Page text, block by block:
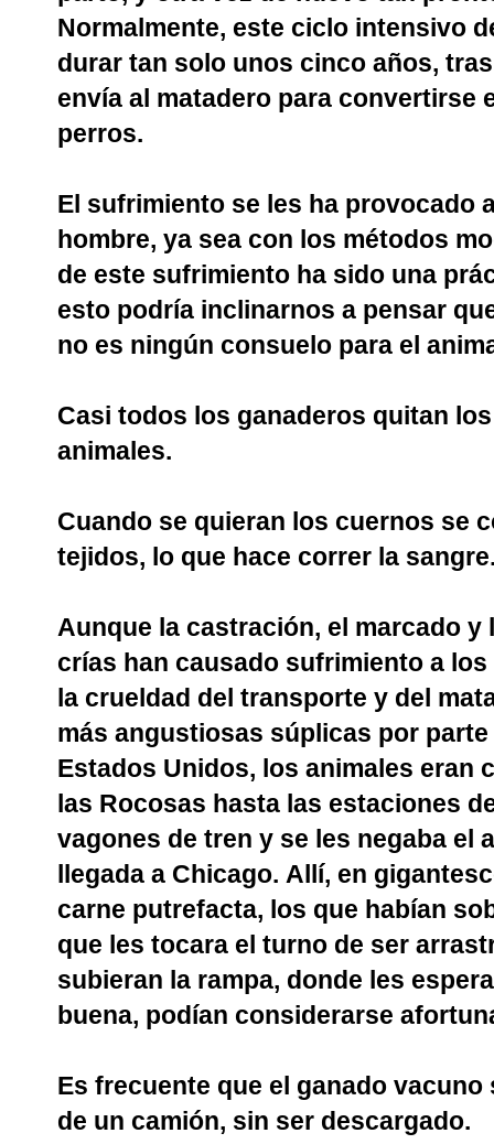
Normalmente, este ciclo intensivo
durar tan solo unos cinco años,
envía al matadero para convertirse
perros.
El sufrimiento se les ha provocado
hombre, ya sea con los métodos
de este sufrimiento ha sido una
esto podría inclinarnos a pensar
no es ningún consuelo para el
Casi todos los ganaderos quitan
animales.
Cuando se quieran los cuernos se
tejidos, lo que hace correr la
Aunque la castración, el marcado
crías han causado sufrimiento a
la crueldad del transporte y del
más angustiosas súplicas por
Estados Unidos, los animales eran
las Rocosas hasta las estaciones
vagones de tren y se les negaba el
llegada a Chicago. Allí, en
carne putrefacta, los que habían
que les tocara el turno de ser
subieran la rampa, donde les
buena, podían considerarse
Es frecuente que el ganado
de un camión, sin ser descargado.